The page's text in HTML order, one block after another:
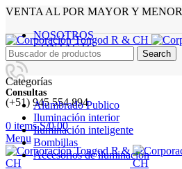
VENTA AL POR MAYOR Y MENOR
NOSOTROS
CONTACTO
Search
Consultas
(+51) 945 554 894
0 items S/0.00
Menu
Categorías
Alumbrado Publico
Iluminación interior
Iluminación inteligente
Bombillas
Accesorios de iluminación